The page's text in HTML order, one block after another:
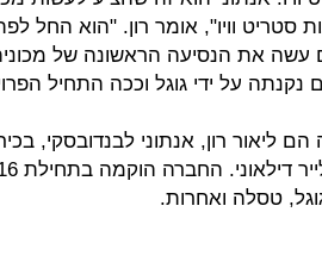
עשה את הנסיעה הראשונה של
נקנתה על ידי גוגל וככה התחיל
הם ליאור רון, אנתוני לבנדובסקי,
טסלה ואחרות.